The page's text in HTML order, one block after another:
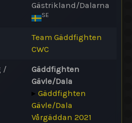
Gästrikland/Dalarna
SE
Team Gäddfighten
CWC
/
Gäddfighten
Gävle/Dala
▸ Gäddfighten
Gävle/Dala
Vårgäddan 2021